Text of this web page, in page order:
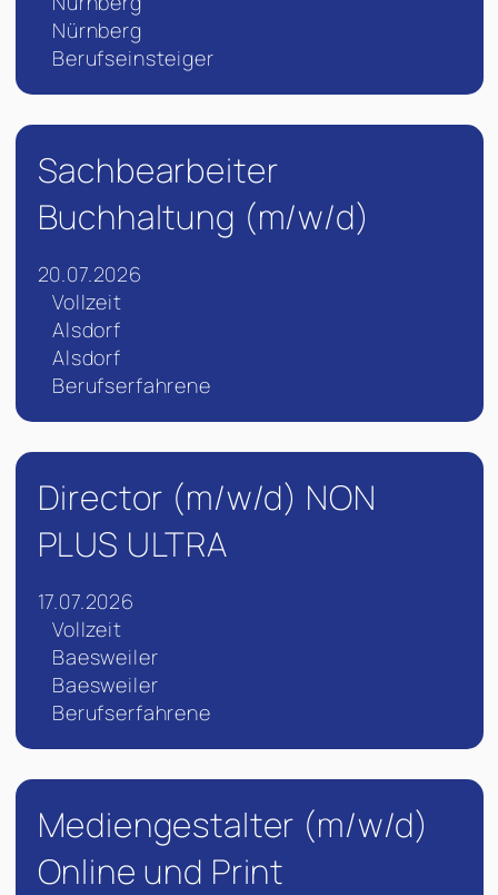
Nürnberg
Berufseinsteiger
Sachbearbeiter
Buchhaltung (m/w/d)
20.07.2026
Vollzeit
Alsdorf
Alsdorf
Berufserfahrene
Director (m/w/d) NON
PLUS ULTRA
17.07.2026
Vollzeit
Baesweiler
Baesweiler
Berufserfahrene
Mediengestalter (m/w/d)
Online und Print